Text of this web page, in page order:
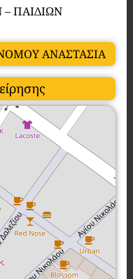
ΠΑΙΔΙΩΝ
ΑΝΑΣΤΑΣΙΑ